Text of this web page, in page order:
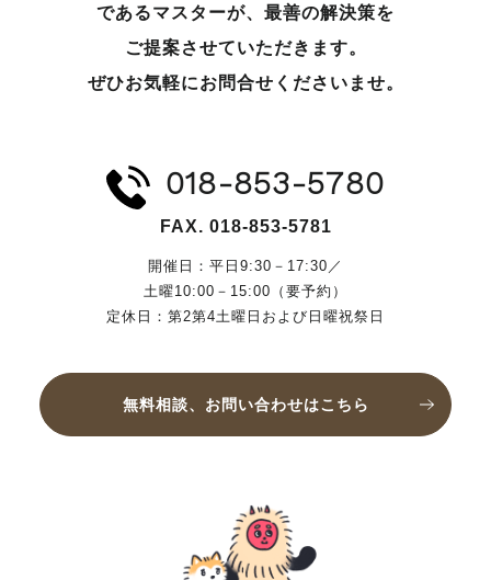
であるマスターが、 最善の解決策を
ご提案させていただきます。
ぜひお気軽にお問合せくださいませ。
018-853-5780
FAX. 018-853-5781
開催日：平日9:30－17:30／
土曜10:00－15:00（要予約）
定休日：第2第4土曜日および日曜祝祭日
無料相談、お問い合わせはこちら